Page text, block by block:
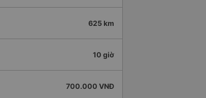
625 km
10 giờ
700.000 VNĐ